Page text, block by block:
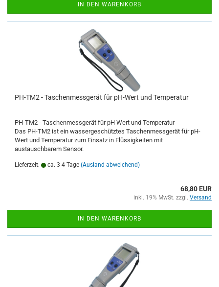
IN DEN WARENKORB
PH-TM2 - Taschenmessgerät für pH-Wert und Temperatur
PH-TM2 - Taschenmessgerät für pH Wert und Temperatur
Das PH-TM2 ist ein wassergeschütztes Taschenmessgerät für pH-
Wert und Temperatur zum Einsatz in Flüssigkeiten mit
austauschbarem Sensor.
Lieferzeit: ca. 3-4 Tage (Ausland abweichend)
68,80 EUR
inkl. 19% MwSt. zzgl. Versand
IN DEN WARENKORB